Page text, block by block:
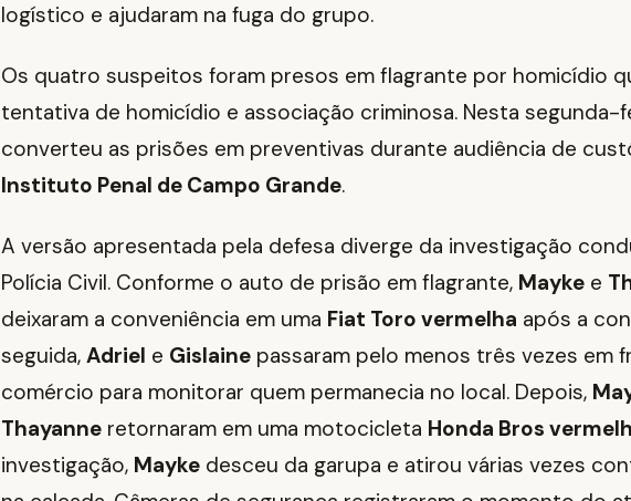
logístico e ajudaram na fuga do grupo.
Os quatro suspeitos foram presos em flagrante por homicídio
tentativa de homicídio e associação criminosa. Nesta segunda-
converteu as prisões em preventivas durante audiência de
Instituto Penal de Campo Grande.
A versão apresentada pela defesa diverge da investigação
Polícia Civil. Conforme o auto de prisão em flagrante, Mayke e
deixaram a conveniência em uma Fiat Toro vermelha após a
seguida, Adriel e Gislaine passaram pelo menos três vezes em
comércio para monitorar quem permanecia no local. Depois,
Thayanne retornaram em uma motocicleta Honda Bros
investigação, Mayke desceu da garupa e atirou várias vezes